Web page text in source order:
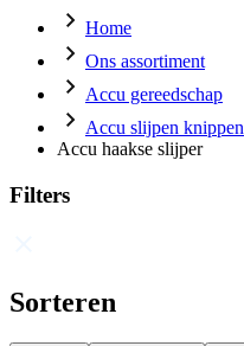
Home
Ons assortiment
Accu gereedschap
Accu slijpen knippen
Accu haakse slijper
Filters
Sorteren